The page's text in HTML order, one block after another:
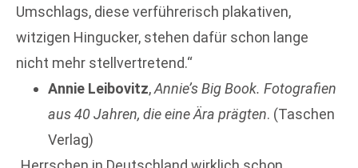
Umschlags, diese verführerisch plakativen,
witzigen Hingucker, stehen dafür schon lange
nicht mehr stellvertretend.“
Annie Leibovitz,Annie’s Big Book. Fotografien
aus 40 Jahren, die eine Ära prägten. (Taschen
Verlag)